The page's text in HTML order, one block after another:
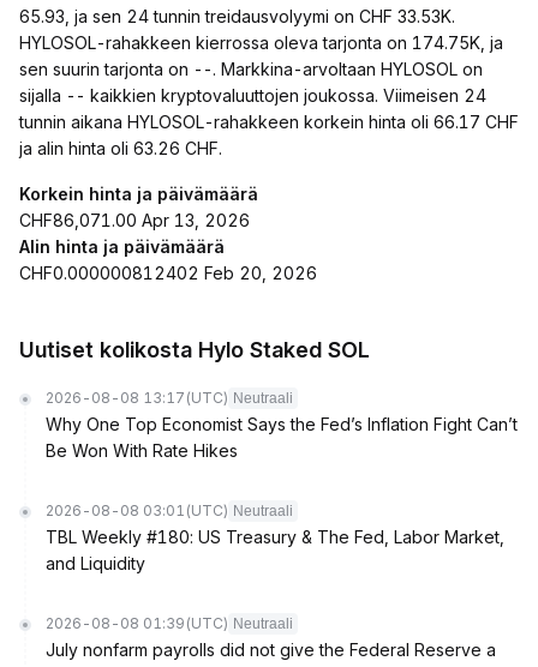
65.93, ja sen 24 tunnin treidausvolyymi on CHF 33.53K.
HYLOSOL-rahakkeen kierrossa oleva tarjonta on 174.75K, ja
sen suurin tarjonta on --. Markkina-arvoltaan HYLOSOL on
sijalla -- kaikkien kryptovaluuttojen joukossa. Viimeisen 24
tunnin aikana HYLOSOL-rahakkeen korkein hinta oli 66.17 CHF
ja alin hinta oli 63.26 CHF.
Korkein hinta ja päivämäärä
CHF86,071.00 Apr 13, 2026
Alin hinta ja päivämäärä
CHF0.000000812402 Feb 20, 2026
Uutiset kolikosta Hylo Staked SOL
2026-08-08 13:17 (UTC) Neutraali
Why One Top Economist Says the Fed’s Inflation Fight Can’t
Be Won With Rate Hikes
2026-08-08 03:01 (UTC) Neutraali
TBL Weekly #180: US Treasury & The Fed, Labor Market,
and Liquidity
2026-08-08 01:39 (UTC) Neutraali
July nonfarm payrolls did not give the Federal Reserve a